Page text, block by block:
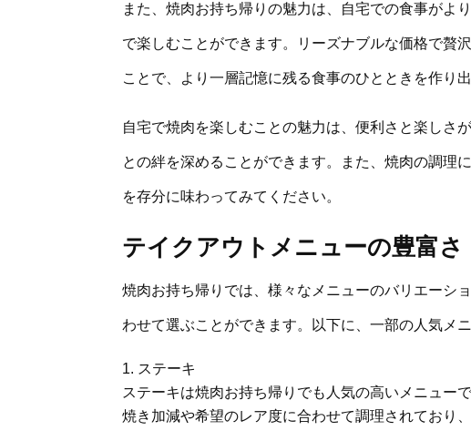
また、焼肉お持ち帰りの魅力は、自宅での食事がよ
で楽しむことができます。リーズナブルな価格で贅
ことで、より一層記憶に残る食事のひとときを作り
自宅で焼肉を楽しむことの魅力は、便利さと楽しさ
との絆を深めることができます。また、焼肉の調理
を存分に味わってみてください。
テイクアウトメニューの豊富さ
焼肉お持ち帰りでは、様々なメニューのバリエーシ
わせて選ぶことができます。以下に、一部の人気メ
ステーキ
ステーキは焼肉お持ち帰りでも人気の高いメニュー
焼き加減や希望のレア度に合わせて調理されており